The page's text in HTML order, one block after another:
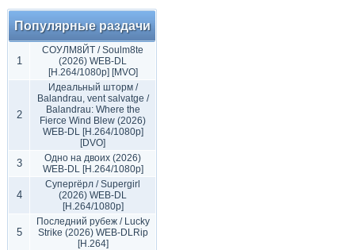
Популярные раздачи
1
СОУЛМ8ЙТ / Soulm8te
(2026) WEB-DL
[H.264/1080p] [MVO]
2
Идеальный шторм /
Balandrau, vent salvatge /
Balandrau: Where the
Fierce Wind Blew (2026)
WEB-DL [H.264/1080p]
[DVO]
3
Одно на двоих (2026)
WEB-DL [H.264/1080p]
4
Супергёрл / Supergirl
(2026) WEB-DL
[H.264/1080p]
5
Последний рубеж / Lucky
Strike (2026) WEB-DLRip
[H.264]